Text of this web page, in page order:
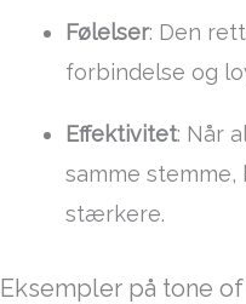
Følelser: Den
forbindelse og
Effektivitet: Når
samme
stærkere.
Eksempler på tone